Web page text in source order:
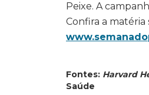
Peixe. A
Confira a matéria
Fontes: Harvard
Saúde